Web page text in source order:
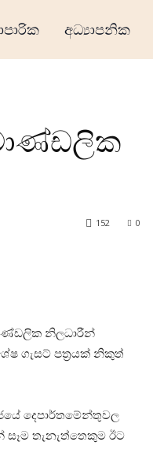
අධ්‍යාපනික
0
152
නිලධාරීන්
ගැසට් පත්‍රයක් නිකුත්
දෙපාර්තමේන්තුවල
සෑම තැනැත්තෙකුම ඊට